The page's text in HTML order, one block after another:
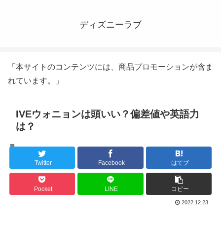
ディズニーラブ
「本サイトのコンテンツには、商品プロモーションが含ま
れています。」
IVEウォニョンは頭いい？偏差値や英語力
は？
Twitter Facebook はてブ
Pocket LINE コピー
2022.12.23